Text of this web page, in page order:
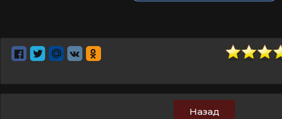
Назад